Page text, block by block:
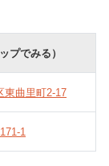
プでみる）
東曲里町2-17
1